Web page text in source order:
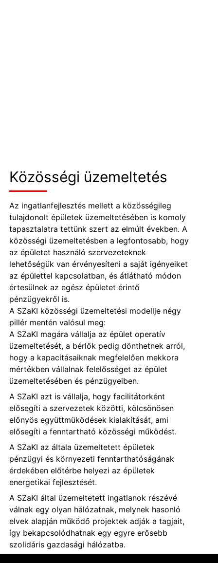
Közösségi üzemeltetés
Az ingatlanfejlesztés mellett a közösségileg
tulajdonolt épületek üzemeltetésében is komoly
tapasztalatra tettünk szert az elmúlt években. A
közösségi üzemeltetésben a legfontosabb, hogy
az épületet használó szervezeteknek
lehetőségük van érvényesíteni a saját igényeiket
az épülettel kapcsolatban, és átlátható módon
értesülnek az egész épületet érintő
pénzügyekről is.
A SZaKI közösségi üzemeltetési modellje négy
pillér mentén valósul meg:
A SZaKI magára vállalja az épület operatív
üzemeltetését, a bérlők pedig dönthetnek arról,
hogy a kapacitásaiknak megfelelően mekkora
mértékben vállalnak felelősséget az épület
üzemeltetésében és pénzügyeiben.
A SZaKI azt is vállalja, hogy facilitátorként
elősegíti a szervezetek közötti, kölcsönösen
előnyös együttmüködések kialakítását, ami
elősegíti a fenntartható közösségi működést.
A SZaKI az általa üzemeltetett épületek
pénzügyi és környezeti fenntarthatóságának
érdekében előtérbe helyezi az épületek
energetikai fejlesztését.
A SZaKI által üzemeltetett ingatlanok részévé
válnak egy olyan hálózatnak, melynek hasonló
elvek alapján működő projektek adják a tagjait,
így bekapcsolódhatnak egy egyre erősebb
szolidáris gazdasági hálózatba.